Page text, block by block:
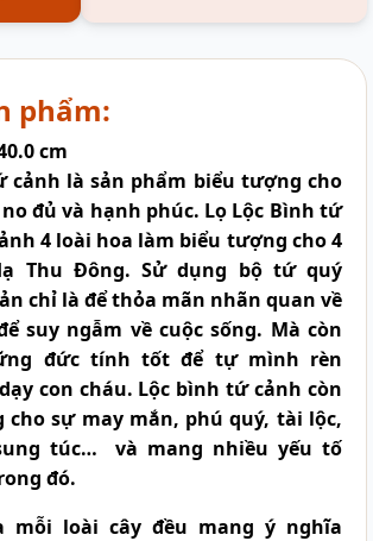
phẩm:
cm
cảnh là sản phẩm biểu tượng cho
đủ và hạnh phúc. Lọ Lộc Bình tứ
4 loài hoa làm biểu tượng cho 4
Thu Đông. Sử dụng bộ tứ quý
chỉ là để thỏa mãn nhãn quan về
suy ngẫm về cuộc sống. Mà còn
đức tính tốt để tự mình rèn
con cháu. Lộc bình tứ cảnh còn
sự may mắn, phú quý, tài lộc,
túc… và mang nhiều yếu tố
đó.
mỗi loài cây đều mang ý nghĩa